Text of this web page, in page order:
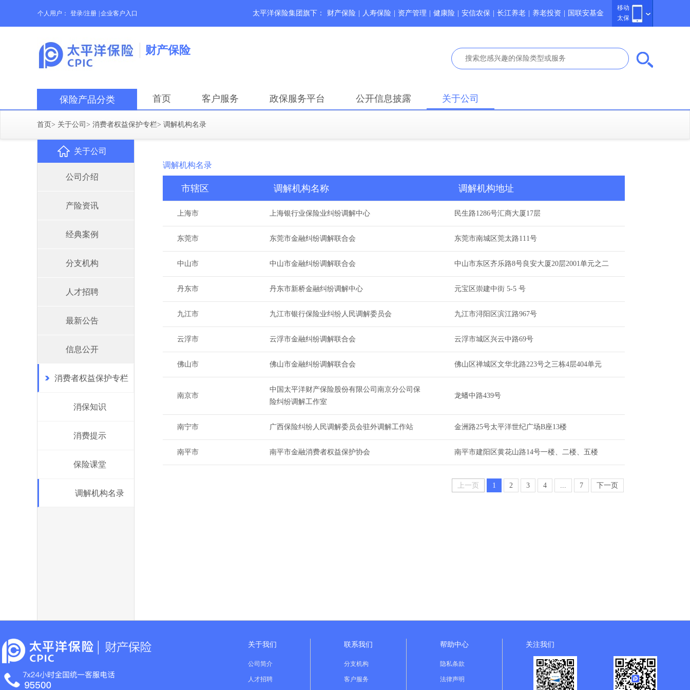
个人用户： 登录/注册 企业客户入口
移动
太保
太平洋保险集团旗下： 财产保险 人寿保险 资产管理 健康险 安信农保 长江养老 养老投资 国联安基金
财产保险
保险产品分类 首页 客户服务 政保服务平台 公开信息披露 关于公司
首页> 关于公司 > 消费者权益保护专栏> 调解机构名录
关于公司
公司介绍
产险资讯
经典案例
分支机构
人才招聘
最新公告
信息公开
消费者权益保护专栏
消保知识
消费提示
保险课堂
调解机构名录
调解机构名录
市辖区 调解机构名称 调解机构地址
上海市 上海银行业保险业纠纷调解中心 民生路1286号汇商大厦17层
东莞市 东莞市金融纠纷调解联合会 东莞市南城区莞太路111号
中山市 中山市金融纠纷调解联合会 中山市东区齐乐路8号良安大厦20层2001单元之二
丹东市 丹东市新桥金融纠纷调解中心 元宝区崇建中街 5-5 号
九江市 九江市银行保险业纠纷人民调解委员会 九江市浔阳区滨江路967号
云浮市 云浮市金融纠纷调解联合会 云浮市城区兴云中路69号
佛山市 佛山市金融纠纷调解联合会 佛山区禅城区文华北路223号之三栋4层404单元
南京市
中国太平洋财产保险股份有限公司南京分公司保
险纠纷调解工作室
龙蟠中路439号
南宁市 广西保险纠纷人民调解委员会驻外调解工作站 金洲路25号太平洋世纪广场B座13楼
南平市 南平市金融消费者权益保护协会 南平市建阳区黄花山路14号一楼、二楼、五楼
上一页 1 2 3 4 ... 7 下一页
关于我们
公司简介
人才招聘
联系我们
分支机构
客户服务
帮助中心
隐私条款
法律声明
关注我们